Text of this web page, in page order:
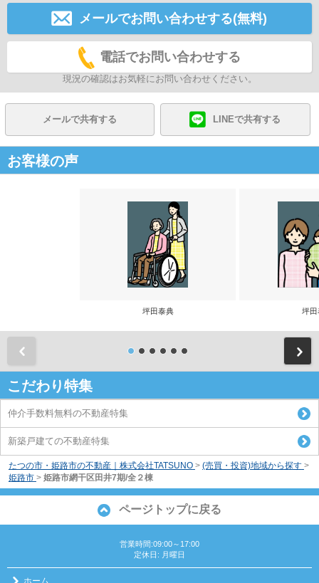
メールでお問い合わせする(無料)
電話でお問い合わせする
現況の確認はお気軽にお問い合わせください。
メールで共有する LINEで共有する
お客様の声
坪田泰典 坪田
こだわり特集
仲介手数料無料の不動産特集
新築戸建ての不動産特集
たつの市・姫路市の不動産｜株式会社TATSUNO > (売買・投資)地域から探す >
姫路市 > 姫路市網干区田井7期/全２棟
ページトップに戻る
営業時間:09:00～17:00
定休日: 月曜日
ホーム